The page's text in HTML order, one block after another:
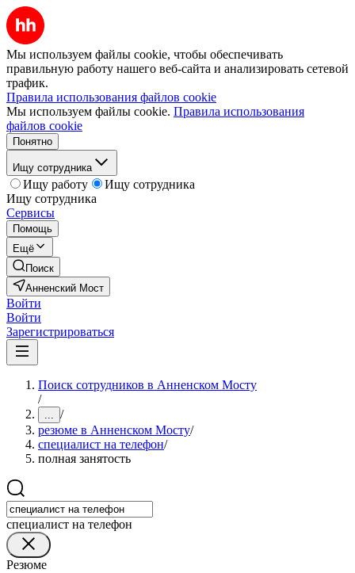
Мы используем файлы cookie, чтобы обеспечивать
правильную работу нашего веб-сайта и анализировать сетевой
трафик.
Правила использования файлов cookie
Мы используем файлы cookie. Правила использования
файлов cookie
Понятно
Ищу сотрудника
Ищу работу
Ищу сотрудника
Ищу сотрудника
Сервисы
Помощь
Ещё
Поиск
Анненский Мост
Войти
Войти
Зарегистрироваться
Поиск сотрудников в Анненском Мосту
/
... /
резюме в Анненском Мосту/
специалист на телефон/
полная занятость
специалист на телефон
Резюме